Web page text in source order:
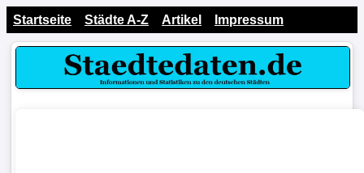
Startseite Städte A-Z Artikel Impressum